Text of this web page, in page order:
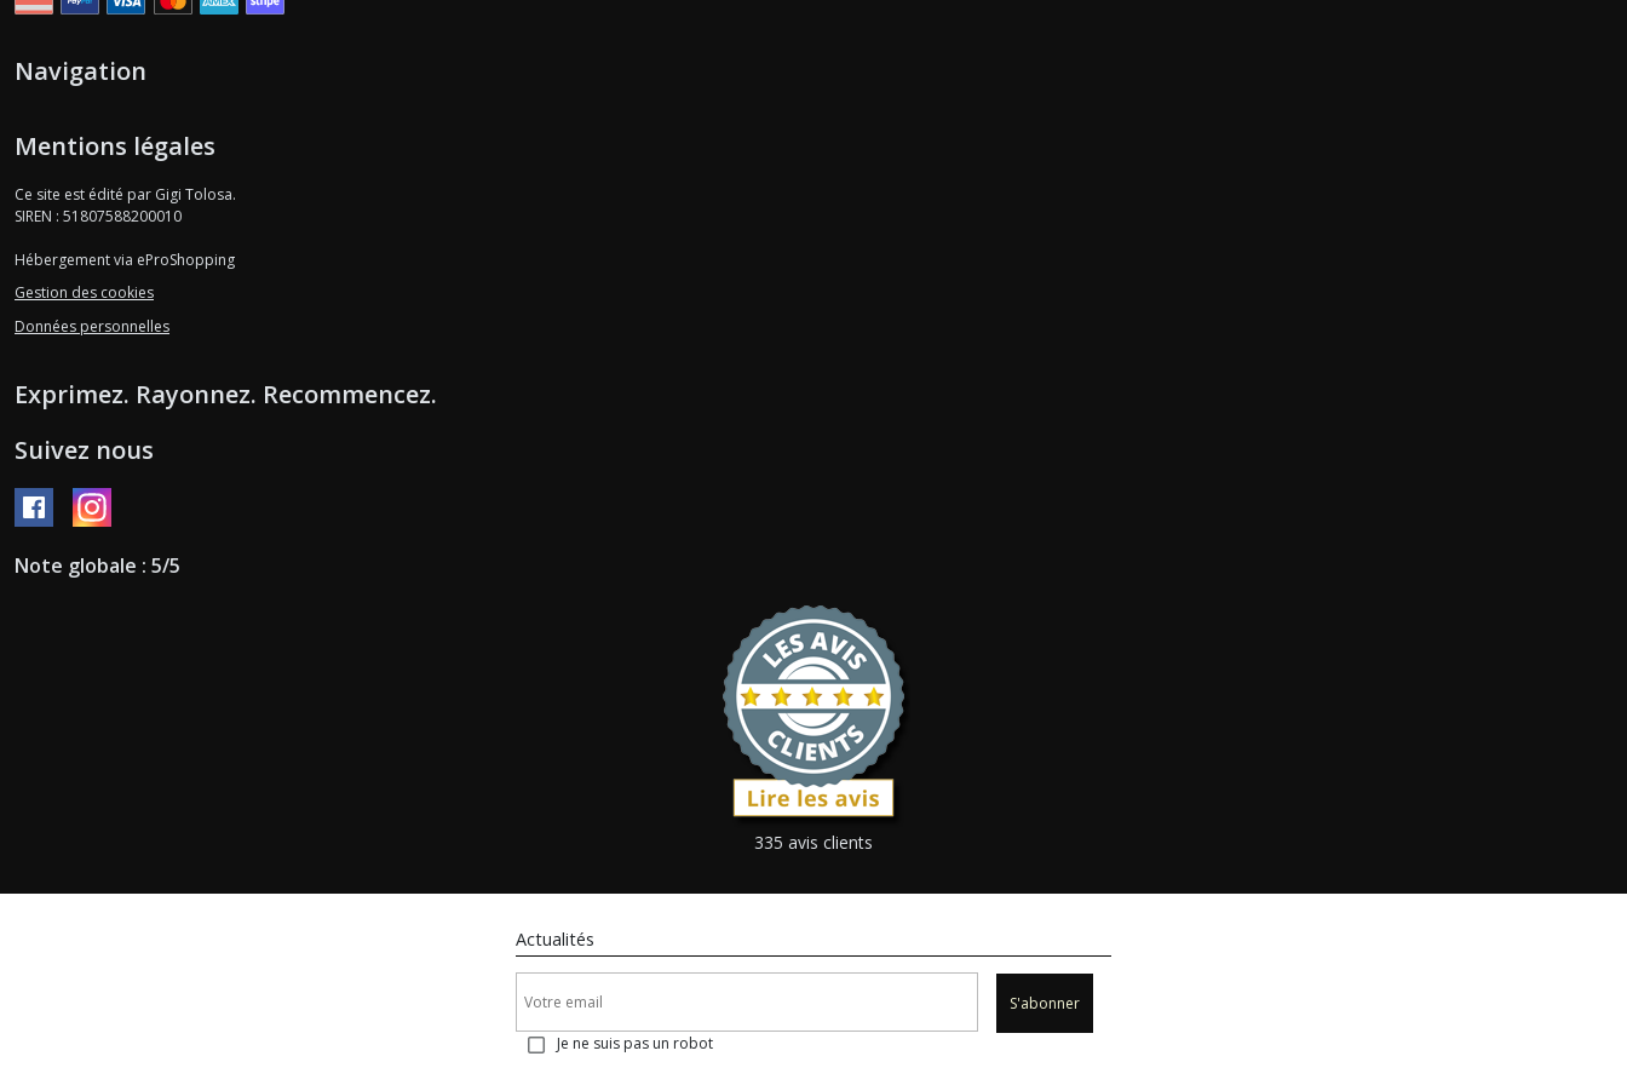
Navigation
Mentions légales
Ce site est édité par Gigi Tolosa.
SIREN : 51807588200010
Hébergement via eProShopping
Gestion des cookies
Données personnelles
Exprimez. Rayonnez. Recommencez.
Suivez nous
Note globale : 5/5
335 avis clients
Actualités
S'abonner
Je ne suis pas un robot